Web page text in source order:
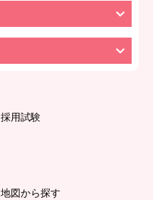
採用試験
地図から探す